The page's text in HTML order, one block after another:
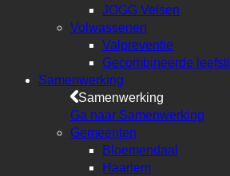
JOGG Velsen
Volwassenen
Valpreventie
Gecombineerde
Samenwerking
Samenwerking
Ga naar Samenwerking
Gemeenten
Bloemendaal
Haarlem